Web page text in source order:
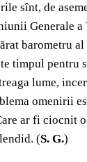
sînt, de
Generale
barometru
timpul pentru
lume,
omenirii
ar fi ciocnit
(S. G.)